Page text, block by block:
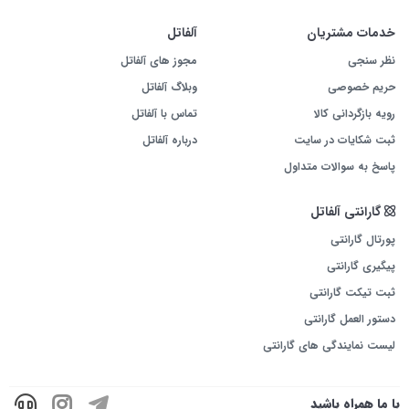
کسانی است که به دنبال یک محصول مقرون‌به‌صرفه با کارایی بالا هستند. همین حالا این
محصول را از فروشگاه رسمی نوکسو خریداری کرده و از تجربه‌ای راحت و شفاف در
مکالمات و گوش دادن به موسیقی لذت ببرید.
خدمات مشتریان
نظر سنجی
حریم خصوصی
رویه بازگردانی کالا
ثبت شکایات در سایت
پاسخ به سوالات متداول
آلفاتل
مجوز های آلفاتل
وبلاگ آلفاتل
تماس با آلفاتل
درباره آلفاتل
گارانتی آلفاتل
پورتال گارانتی
پیگیری گارانتی
ثبت تیکت گارانتی
دستور العمل گارانتی
لیست نمایندگی های گارانتی
با ما همراه باشید